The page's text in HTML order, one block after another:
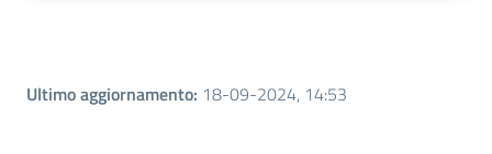
Ultimo aggiornamento: 18-09-2024, 14:53